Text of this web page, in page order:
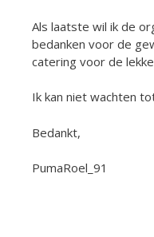
Als laatste wil ik de
bedanken voor de
catering voor de
Ik kan niet wachten
Bedankt,
PumaRoel_91